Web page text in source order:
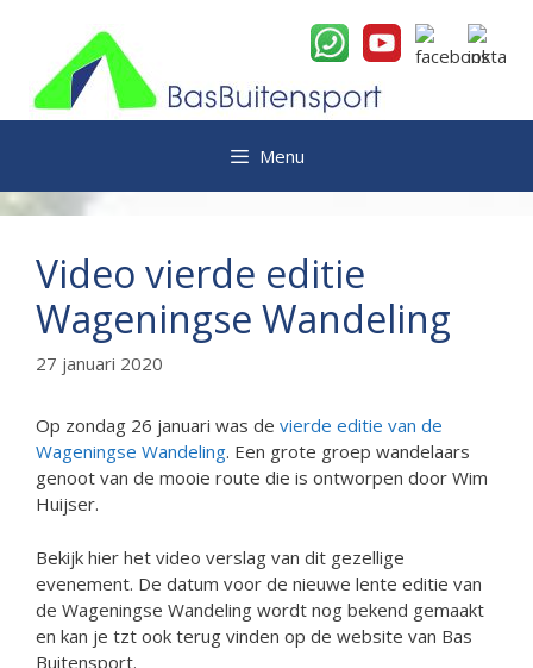
inhoud
Menu
Video vierde editie
Wageningse Wandeling
27 januari 2020
Op zondag 26 januari was de vierde editie van de
Wageningse Wandeling. Een grote groep wandelaars
genoot van de mooie route die is ontworpen door Wim
Huijser.
Bekijk hier het video verslag van dit gezellige
evenement. De datum voor de nieuwe lente editie van
de Wageningse Wandeling wordt nog bekend gemaakt
en kan je tzt ook terug vinden op de website van Bas
Buitensport.